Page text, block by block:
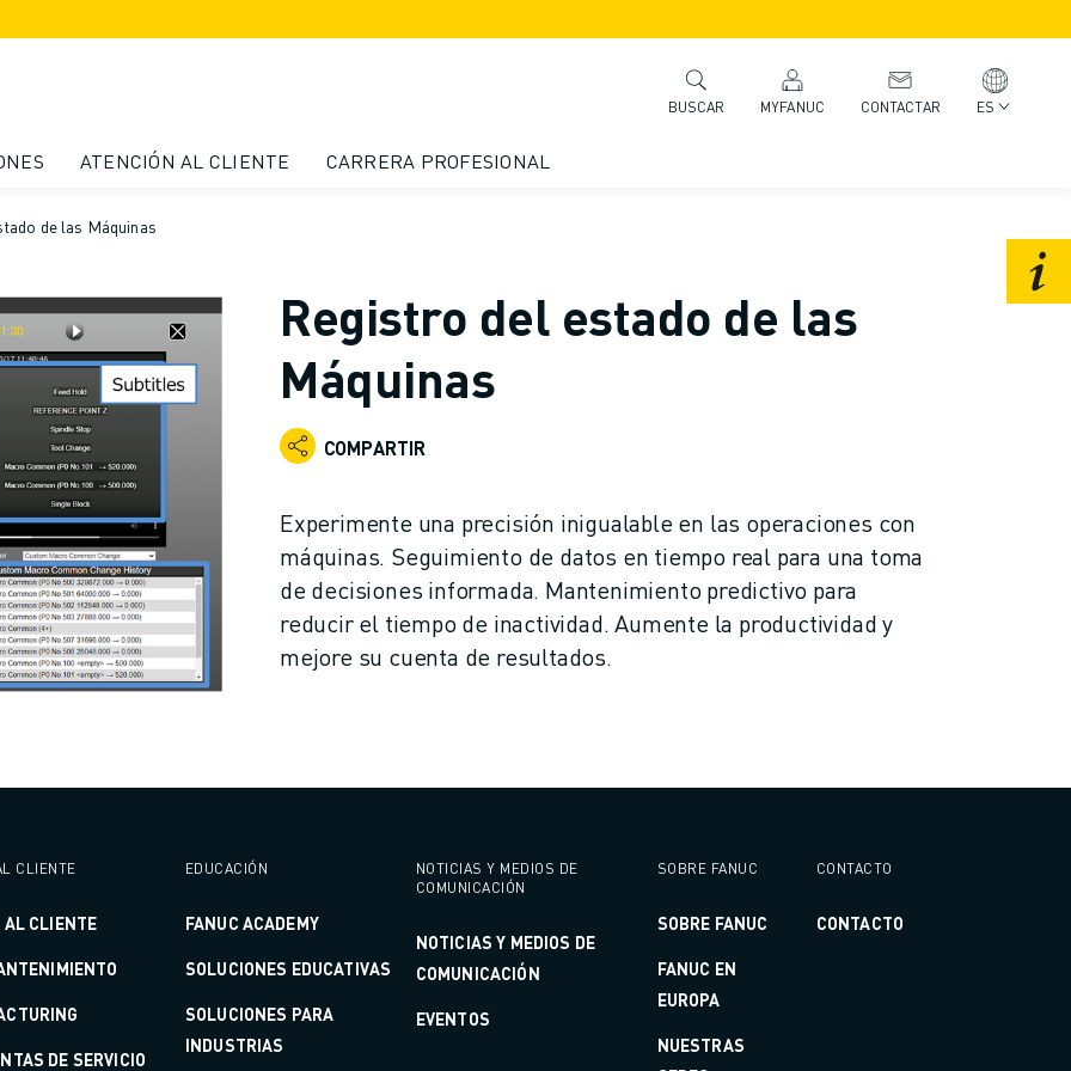
BUSCAR MYFANUC CONTACTAR ES
ATENCIÓN AL CLIENTE CARRERA PROFESIONAL
de las Máquinas
Registro del estado de las
Máquinas
COMPARTIR
Experimente una precisión inigualable en las operaciones con
máquinas. Seguimiento de datos en tiempo real para una toma
de decisiones informada. Mantenimiento predictivo para
reducir el tiempo de inactividad. Aumente la productividad y
mejore su cuenta de resultados.
CLIENTE
AL CLIENTE
DE SERVICIO
EDUCACIÓN
FANUC ACADEMY
SOLUCIONES EDUCATIVAS
SOLUCIONES PARA
INDUSTRIAS
NOTICIAS Y MEDIOS DE
COMUNICACIÓN
NOTICIAS Y MEDIOS DE
COMUNICACIÓN
EVENTOS
SOBRE FANUC
SOBRE FANUC
FANUC EN
EUROPA
NUESTRAS
CONTACTO
CONTACTO